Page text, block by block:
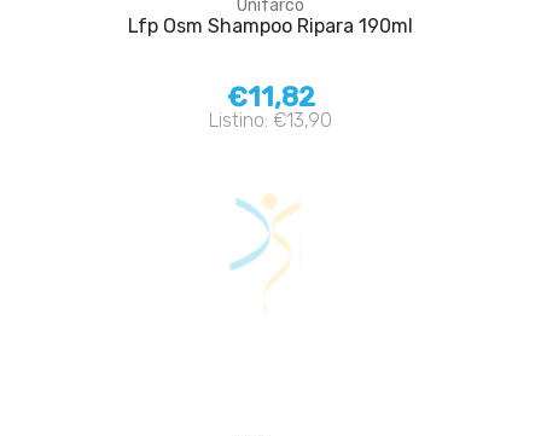
Unifarco
Lfp Osm Shampoo Ripara 190ml
€11,82
Listino: €13,90